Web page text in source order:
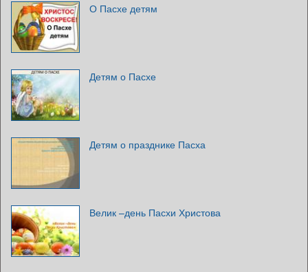
О Пасхе детям
Детям о Пасхе
Детям о празднике Пасха
Велик –день Пасхи Христова